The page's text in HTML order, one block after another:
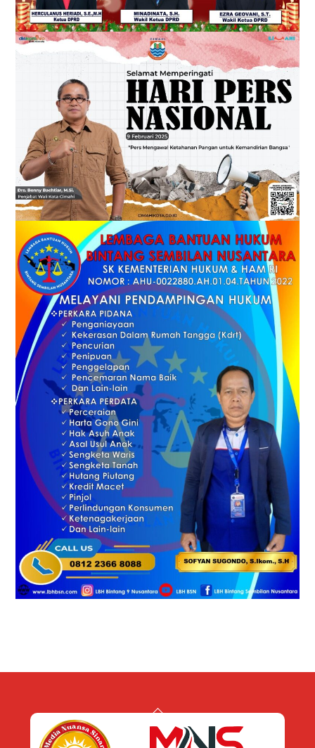
Back
Top